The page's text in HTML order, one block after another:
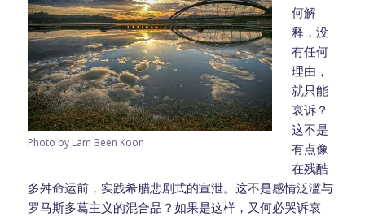
Photo by Lam Been Koon
何解
释，没
有任何
理由，
就只能
哀诉？
这不是
有点像
在残酷
多舛命运前，实践希腊悲剧式的宣泄。这不是感情泛滥与
罗马斯多葛主义的混合品？如果是这样，又何必哭诉哀